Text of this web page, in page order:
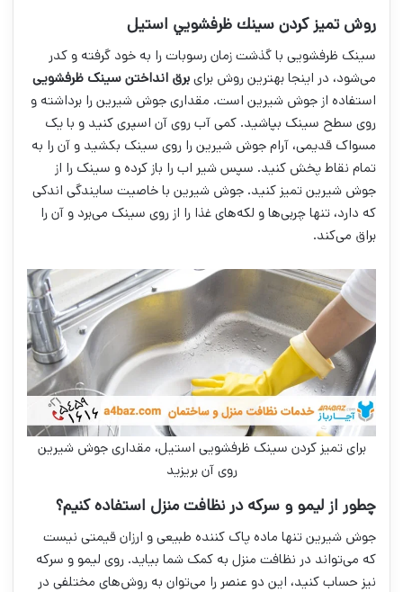
روش تميز كردن سينك ظرفشويي استیل
سینک ظرفشویی با گذشت زمان رسوبات را به خود گرفته و کدر
می‌شود، در اینجا بهترین روش برایبرق انداختن سینک ظرفشویی
استفاده از جوش شیرین است. مقداری جوش شیرین را برداشته و
روی سطح سینک بپاشید. کمی آب روی آن اسپری کنید و با یک
مسواک قدیمی، آرام جوش شیرین را روی سینک بکشید و آن را به
تمام نقاط پخش کنید. سپس شیر اب را باز کرده و سینک را از
جوش شیرین تمیز کنید. جوش شیرین با خاصیت سایندگی اندکی
که دارد، تنها چربی‌ها و لکه‌های غذا را از روی سینک می‌برد و آن را
براق می‌کند.
برای تمیز کردن سینک ظرفشویی استیل، مقداری جوش شیرین
روی آن بریزید
چطور از لیمو و سرکه در نظافت منزل استفاده کنیم؟
جوش شیرین تنها ماده پاک کننده طبیعی و ارزان قیمتی نیست
که می‌تواند در نظافت منزل به کمک شما بیاید. روی لیمو و سرکه
نیز حساب کنید، این دو عنصر را می‌توان به روش‌های مختلفی در